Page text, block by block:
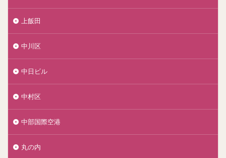
上飯田
中川区
中日ビル
中村区
中部国際空港
丸の内